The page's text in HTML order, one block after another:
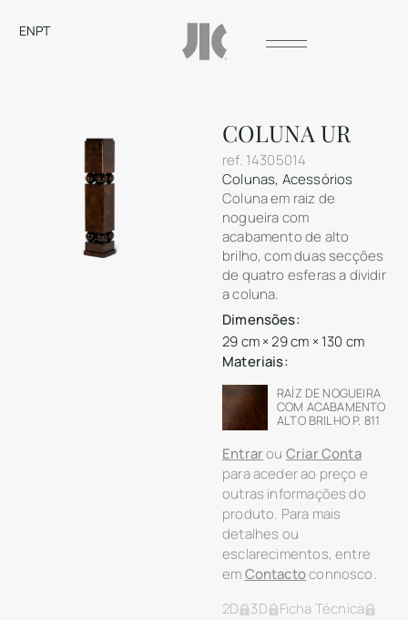
ENPT
COLUNA UR
ref. 14305014
Colunas, Acessórios
Coluna em raiz de
nogueira com
acabamento de alto
brilho, com duas secções
de quatro esferas a dividir
a coluna.
Dimensões:
29 cm × 29 cm × 130 cm
Materiais:
RAÍZ DE NOGUEIRA
COM ACABAMENTO
ALTO BRILHO P. 811
Entrarou Criar Conta
para aceder ao preço e
outras informações do
produto. Para mais
detalhes ou
esclarecimentos, entre
emContactoconnosco.
2D
3D Ficha Técnica